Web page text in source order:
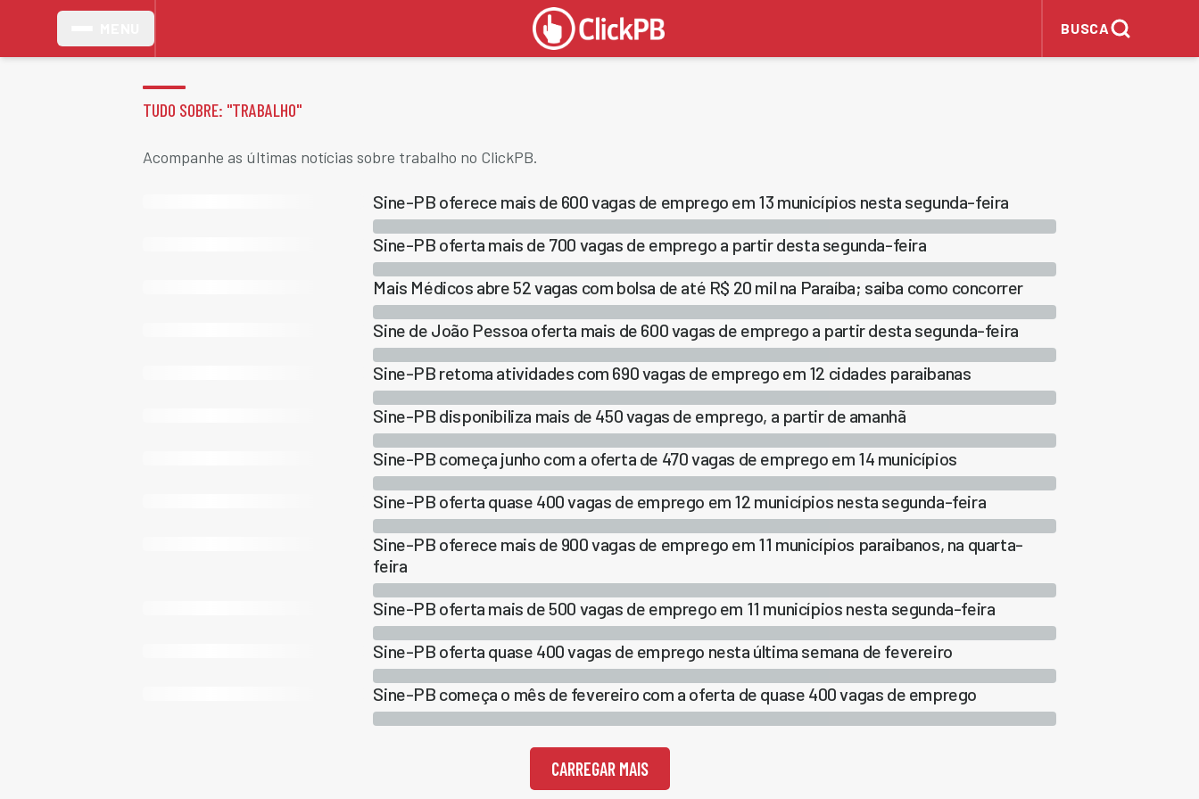
BUSCA
TUDO SOBRE: "TRABALHO"
Acompanhe as últimas notícias sobre trabalho no ClickPB.
Sine-PB oferece mais de 600 vagas de emprego em 13 municípios nesta segunda-feira
Sine-PB oferta mais de 700 vagas de emprego a partir desta segunda-feira
Mais Médicos abre 52 vagas com bolsa de até R$ 20 mil na Paraíba; saiba como concorrer
Sine de João Pessoa oferta mais de 600 vagas de emprego a partir desta segunda-feira
Sine-PB retoma atividades com 690 vagas de emprego em 12 cidades paraibanas
Sine-PB disponibiliza mais de 450 vagas de emprego, a partir de amanhã
Sine-PB começa junho com a oferta de 470 vagas de emprego em 14 municípios
Sine-PB oferta quase 400 vagas de emprego em 12 municípios nesta segunda-feira
Sine-PB oferece mais de 900 vagas de emprego em 11 municípios paraibanos, na quarta-
feira
Sine-PB oferta mais de 500 vagas de emprego em 11 municípios nesta segunda-feira
Sine-PB oferta quase 400 vagas de emprego nesta última semana de fevereiro
Sine-PB começa o mês de fevereiro com a oferta de quase 400 vagas de emprego
CARREGAR MAIS